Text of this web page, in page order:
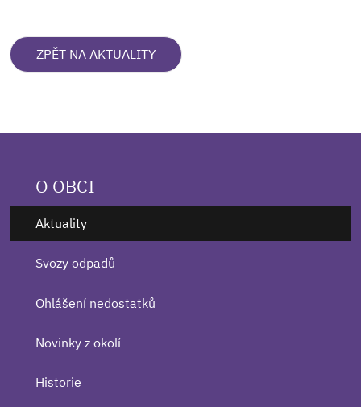
ZPĚT NA AKTUALITY
O OBCI
Aktuality
Svozy odpadů
Ohlášení nedostatků
Novinky z okolí
Historie